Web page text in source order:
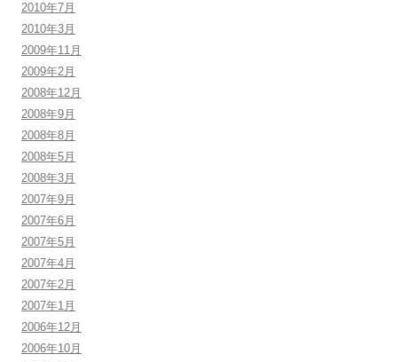
2010年7月
2010年3月
2009年11月
2009年2月
2008年12月
2008年9月
2008年8月
2008年5月
2008年3月
2007年9月
2007年6月
2007年5月
2007年4月
2007年2月
2007年1月
2006年12月
2006年10月